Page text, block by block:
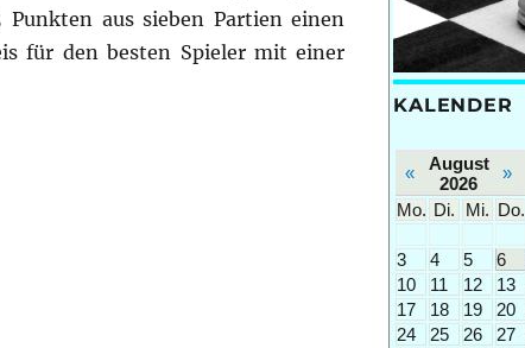
aus sieben Partien einen
für den besten Spieler mit einer
KALENDER
«
August
2026
»
Mo. Di. Mi. Do.
3
4 5 6
10
11 12 13
17
18 19 20
24
25 26 27